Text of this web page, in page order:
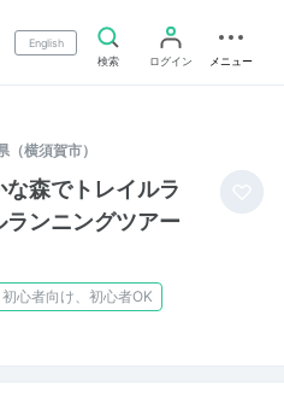
English
検索
ログイン メニュー
（横須賀市）
森でトレイルラ
ランニングツアー
初心者向け、初心者OK